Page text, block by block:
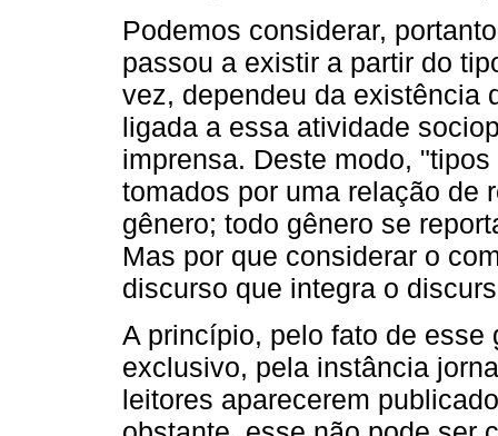
Podemos considerar,
passou a existir a partir do
vez, dependeu da existência
ligada a essa atividade
imprensa. Deste modo,
tomados por uma relação de
gênero; todo gênero se
Mas por que considerar o
discurso que integra o
A princípio, pelo fato de esse
exclusivo, pela instância
leitores aparecerem